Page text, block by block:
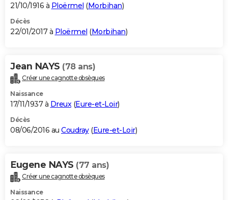
21/10/1916 à Ploërmel (Morbihan)
Décès
22/01/2017 à Ploërmel (Morbihan)
Jean NAYS (78 ans)
Créer une cagnotte obsèques
Naissance
17/11/1937 à Dreux(Eure-et-Loir)
Décès
08/06/2016 au Coudray(Eure-et-Loir)
Eugene NAYS (77 ans)
Créer une cagnotte obsèques
Naissance